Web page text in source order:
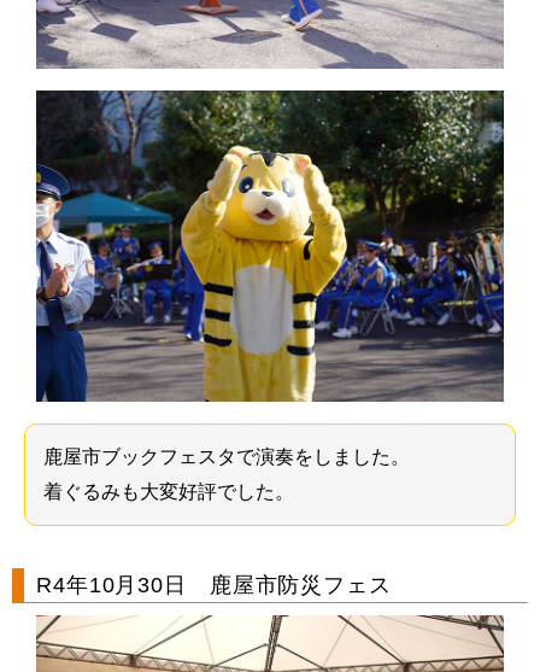
鹿屋市ブックフェスタで演奏をしました。
着ぐるみも大変好評でした。
R4年10月30日 鹿屋市防災フェス